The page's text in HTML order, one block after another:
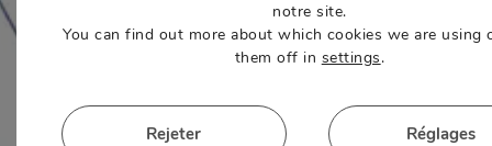
Accessoires pour mâts
notre site.
You can find out more about which cookies we are using
them off in settings.
Rejeter Réglages